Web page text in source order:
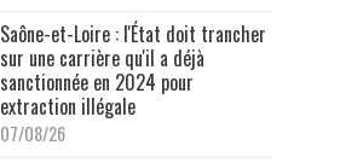
Saône-et-Loire : l'État doit trancher
sur une carrière qu'il a déjà
sanctionnée en 2024 pour
extraction illégale
07/08/26